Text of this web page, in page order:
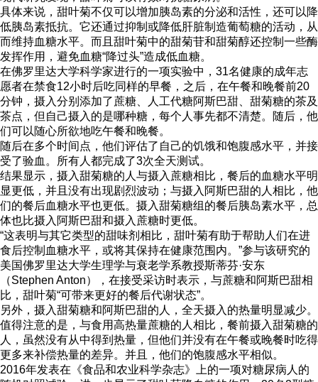
具体来说，甜叶菊不仅可以增加胰岛素的分泌和活性，还可以降
低胰岛素抵抗。它还通过抑制或降低肝脏制造葡萄糖的活动，从
而维持血糖水平。而且甜叶菊中的甜菊苷和甜菊醇还控制一些酶
发挥作用，避免血糖“降过头”造成低血糖。
在佛罗里达大学科学家进行的一项实验中，31名健康的成年志
愿者在禁食12小时后吃同样的早餐，之后，在午餐和晚餐前20
分钟，摄入分别添加了蔗糖、人工代糖阿斯巴甜、甜菊糖的茶及
茶点，但自己摄入的是哪种糖，每个人事先都不清楚。随后，他
们可以随心所欲地吃午餐和晚餐。
随后在多个时间点，他们评估了自己的饥饿和饱腹感水平，并接
受了验血。所有人都完成了3次全天测试。
结果显示，摄入甜菊糖的人与摄入蔗糖相比，餐后的血糖水平明
显更低，并且没有出现剧烈波动；与摄入阿斯巴甜的人相比，他
们的餐后血糖水平也更低。摄入甜菊糖组的餐后胰岛素水平，总
体也比摄入阿斯巴甜和摄入蔗糖时更低。
“这表明与其它类型的甜味剂相比，甜叶菊有助于帮助人们在进
食后控制血糖水平，或将其保持在健康范围内。”参与该研究的
美国佛罗里达大学生理学与衰老学系教授斯蒂芬·安东
（Stephen Anton），在接受采访时表示，与蔗糖和阿斯巴甜相
比，甜叶菊“可带来更好的餐后代谢状态”。
另外，摄入甜菊糖和阿斯巴甜的人，全天摄入的热量明显减少。
值得注意的是，与食用高热量蔗糖的人相比，餐前摄入甜菊糖的
人，虽然没有从中得到热量，但他们并没有在午餐或晚餐时吃得
更多来补偿热量的差异。并且，他们的饱腹感水平相似。
2016年发表在《食品和农业科学杂志》上的一项对糖尿病人的